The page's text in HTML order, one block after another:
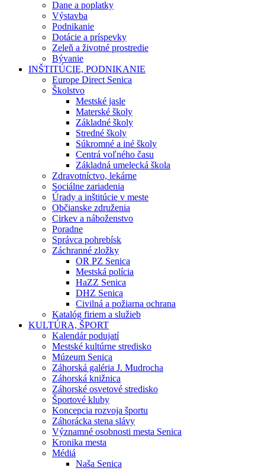
Dane a poplatky
Výstavba
Podnikanie
Dotácie a príspevky
Zeleň a životné prostredie
Bývanie
INŠTITÚCIE, PODNIKANIE
Europe Direct Senica
Školstvo
Mestské jasle
Materské školy
Základné školy
Stredné školy
Súkromné a iné školy
Centrá voľného času
Základná umelecká škola
Zdravotníctvo, lekárne
Sociálne zariadenia
Úrady a inštitúcie v meste
Občianske združenia
Cirkev a náboženstvo
Poradne
Správca pohrebísk
Záchranné zložky
OR PZ Senica
Mestská polícia
HaZZ Senica
DHZ Senica
Civilná a požiarna ochrana
Katalóg firiem a služieb
KULTÚRA, ŠPORT
Kalendár podujatí
Mestské kultúrne stredisko
Múzeum Senica
Záhorská galéria J. Mudrocha
Záhorská knižnica
Záhorské osvetové stredisko
Športové kluby
Koncepcia rozvoja športu
Záhorácka stena slávy
Významné osobnosti mesta Senica
Kronika mesta
Médiá
Naša Senica